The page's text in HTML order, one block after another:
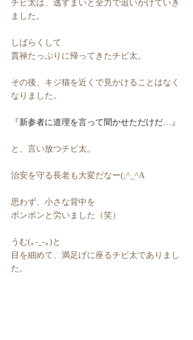
チビ太は、逃すまいと全力で追いかけていき
ました。
しばらくして
貫禄たっぷりに帰ってきたチビ太。
その後、キジ猫を近くで見かけることはなく
なりました。
『新参者に道理を言って聞かせただけだ…』
と、言い放つチビ太。
治安を守る長老も大変だなー(;^_^A
思わず、小さな背中を
ポンポンと労いました（笑）
うむ(｡-_-｡)と
目を細めて、満足げに座るチビ太でありまし
た。